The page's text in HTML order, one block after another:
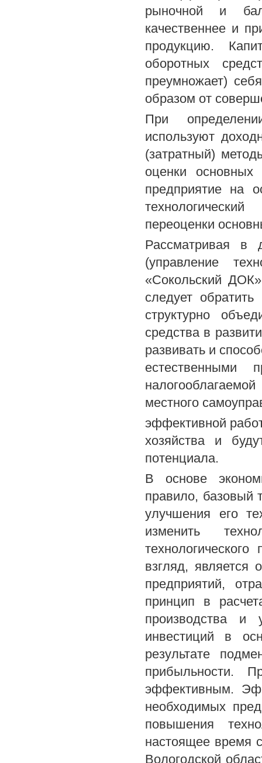
рыночной и
качественнее и
продукцию.
оборотных
преумножает)
образом от
При
используют
(затратный)
оценки
предприятие на
переоценки
Рассматривая в
(управление
«Сокольский
следует
структурно
средства в
развивать и
естественными
местного
эффективной
хозяйства и
потенциала.
В основе
правило, базовый
улучшения его
изменить
взгляд, является
предприятий,
принцип в
производства и
инвестиций в
результате
прибыльности.
эффективным.
необходимых
повышения
настоящее время
Вологодской